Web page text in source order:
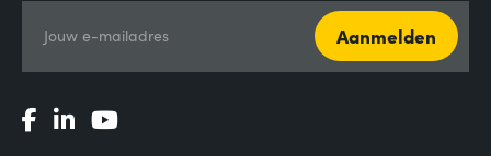
Jouw e-mailadres Aanmelden